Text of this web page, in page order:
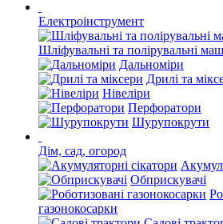
Електроінструмент
Шліфувальні та полірувальні
Дальноміри
Дрилі та
Нівеліри
Перфоратори
Шурупокрути
Дім, сад, огород
Обприскувачі
газонокосарки